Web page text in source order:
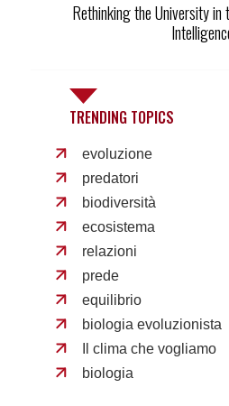
Rethinking the University
TRENDING TOPICS
evoluzione
predatori
biodiversità
ecosistema
relazioni
prede
equilibrio
biologia evoluzionista
Il clima che vogliamo
biologia